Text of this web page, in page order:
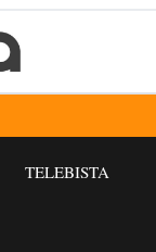
TELEBISTA